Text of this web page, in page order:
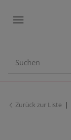
Zurück zur Liste